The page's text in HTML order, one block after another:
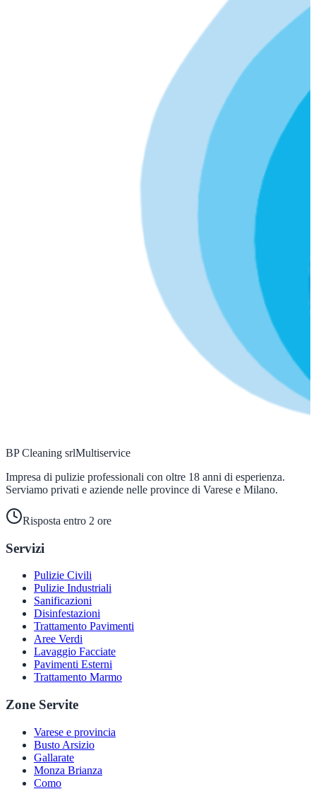
BP Cleaning srlMultiservice
Impresa di pulizie professionali con oltre 18 anni di esperienza.
Serviamo privati e aziende nelle province di Varese e Milano.
Risposta entro 2 ore
Servizi
Pulizie Civili
Pulizie Industriali
Sanificazioni
Disinfestazioni
Trattamento Pavimenti
Aree Verdi
Lavaggio Facciate
Pavimenti Esterni
Trattamento Marmo
Zone Servite
Varese e provincia
Busto Arsizio
Gallarate
Monza Brianza
Como